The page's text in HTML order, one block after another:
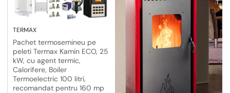
TERMAX
Pachet termosemineu pe
peleti Termax Kamin ECO, 25
kW, cu agent termic,
Calorifere, Boiler
Termoelectric 100 litri,
recomandat pentru 160 mp